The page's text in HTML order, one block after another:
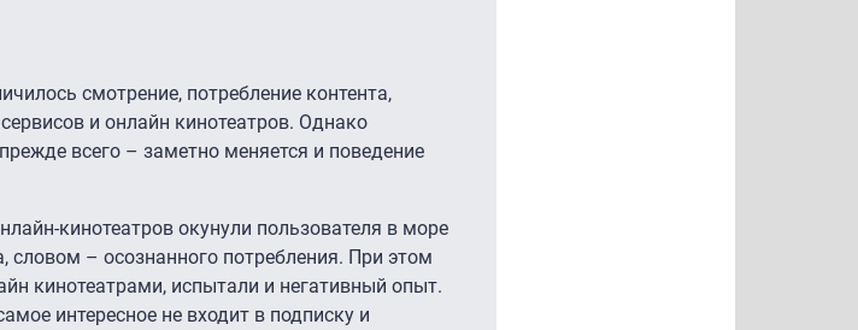
смотрение, потребление контента,
и онлайн кинотеатров. Однако
всего – заметно меняется и поведение
кинотеатров окунули пользователя в море
словом – осознанного потребления. При этом
кинотеатрами, испытали и негативный опыт.
интересное не входит в подписку и